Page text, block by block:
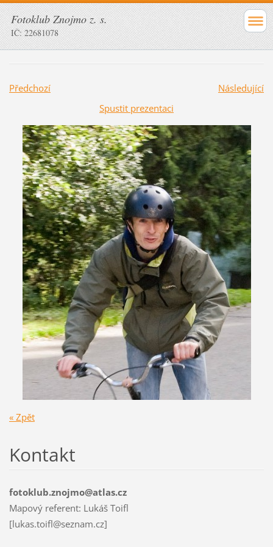
Fotoklub Znojmo z. s.
IČ: 22681078
Předchozí
Následující
Spustit prezentaci
« Zpět
Kontakt
fotoklub.znojmo@atlas.cz
Mapový referent: Lukáš Toifl
[lukas.toifl@seznam.cz]